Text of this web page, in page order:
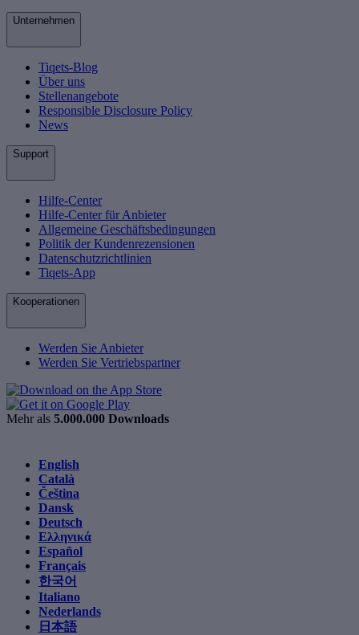
Unternehmen
Tiqets-Blog
Über uns
Stellenangebote
Responsible Disclosure Policy
News
Support
Hilfe-Center
Hilfe-Center für Anbieter
Allgemeine Geschäftsbedingungen
Politik der Kundenrezensionen
Datenschutzrichtlinien
Tiqets-App
Kooperationen
Werden Sie Anbieter
Werden Sie Vertriebspartner
Mehr als 5.000.000 Downloads
English
Català
Čeština
Dansk
Deutsch
Ελληνικά
Español
Français
한국어
Italiano
Nederlands
日本語